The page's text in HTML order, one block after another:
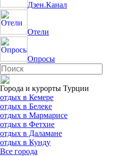
Дзен.Канал
Отели
Опросы
Города и курорты Турции
отдых в Кемере
отдых в Белеке
отдых в Мармарисе
отдых в Фетхие
отдых в Даламане
отдых в Кунду
Все города